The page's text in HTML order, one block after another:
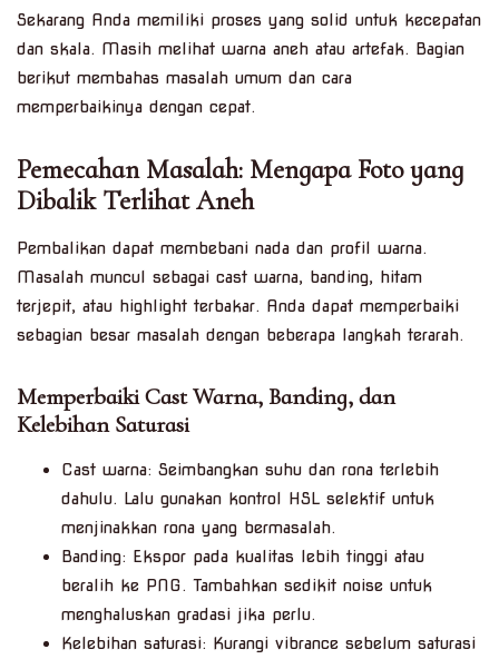
Sekarang Anda memiliki proses yang solid untuk kecepatan
dan skala. Masih melihat warna aneh atau artefak. Bagian
berikut membahas masalah umum dan cara
memperbaikinya dengan cepat.
Pemecahan Masalah: Mengapa Foto yang
Dibalik Terlihat Aneh
Pembalikan dapat membebani nada dan profil warna.
Masalah muncul sebagai cast warna, banding, hitam
terjepit, atau highlight terbakar. Anda dapat memperbaiki
sebagian besar masalah dengan beberapa langkah terarah.
Memperbaiki Cast Warna, Banding, dan
Kelebihan Saturasi
Cast warna: Seimbangkan suhu dan rona terlebih
dahulu. Lalu gunakan kontrol HSL selektif untuk
menjinakkan rona yang bermasalah.
Banding: Ekspor pada kualitas lebih tinggi atau
beralih ke PNG. Tambahkan sedikit noise untuk
menghaluskan gradasi jika perlu.
Kelebihan saturasi: Kurangi vibrance sebelum saturasi